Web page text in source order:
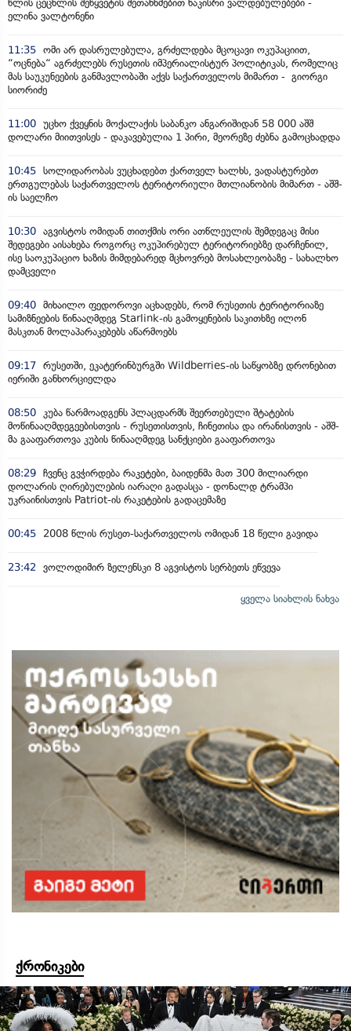
წლის ცეცხლის შეწყვეტის შეთანხმებით ნაკისრი ვალდებულებები -
ელინა ვალტონენი
11:35 ომი არ დასრულებულა, გრძელდება მცოცავი ოკუპაციით,
“ოცნება“ აგრძელებს რუსეთის იმპერიალისტურ პოლიტიკას, რომელიც
მას საუკუნეების განმავლობაში აქვს საქართველოს მიმართ - გიორგი
სიორიძე
11:00 უცხო ქვეყნის მოქალაქის საბანკო ანგარიშიდან 58 000 აშშ
დოლარი მიითვისეს - დაკავებულია 1 პირი, მეორეზე ძებნა გამოცხადდა
10:45 სოლიდარობას ვუცხადებთ ქართველ ხალხს, ვადასტურებთ
ერთგულებას საქართველოს ტერიტორიული მთლიანობის მიმართ - აშშ-
ის საელჩო
10:30 აგვისტოს ომიდან თითქმის ორი ათწლეულის შემდეგაც მისი
შედეგები აისახება როგორც ოკუპირებულ ტერიტორიებზე დარჩენილ,
ისე საოკუპაციო ხაზის მიმდებარედ მცხოვრებ მოსახლეობაზე - სახალხო
დამცველი
09:40 მიხაილო ფედოროვი აცხადებს, რომ რუსეთის ტერიტორიაზე
სამიზნეების წინააღმდეგ Starlink-ის გამოყენების საკითხზე ილონ
მასკთან მოლაპარაკებებს აწარმოებს
09:17 რუსეთში, ეკატერინბურგში Wildberries-ის საწყობზე დრონებით
იერიში განხორციელდა
08:50
კუბა წარმოადგენს პლაცდარმს შეერთებული შტატების
მოწინააღმდეგეებისთვის - რუსეთისთვის, ჩინეთისა და ირანისთვის - აშშ-
მა გააფართოვა კუბის წინააღმდეგ სანქციები გააფართოვა
08:29 ჩვენც გვჭირდება რაკეტები, ბაიდენმა მათ 300 მილიარდი
დოლარის ღირებულების იარაღი გადასცა - დონალდ ტრამპი
უკრაინისთვის Patriot-ის რაკეტების გადაცემაზე
00:45 2008 წლის რუსეთ-საქართველოს ომიდან 18 წელი გავიდა
23:42 ვოლოდიმირ ზელენსკი 8 აგვისტოს სერბეთს ეწვევა
ყველა სიახლის ნახვა
ქრონიკები